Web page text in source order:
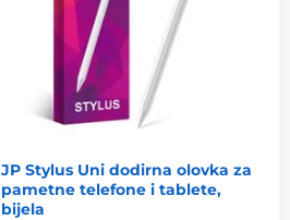
JP Stylus Uni dodirna olovka za
pametne telefone i tablete,
bijela